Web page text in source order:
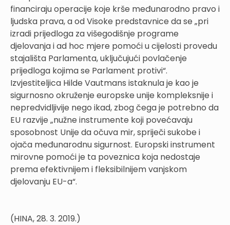
financiraju operacije koje krše međunarodno pravo i
ljudska prava, a od Visoke predstavnice da se „pri
izradi prijedloga za višegodišnje programe
djelovanja i ad hoc mjere pomoći u cijelosti provedu
stajališta Parlamenta, uključujući povlačenje
prijedloga kojima se Parlament protivi“.
Izvjestiteljica Hilde Vautmans istaknula je kao je
sigurnosno okruženje europske unije kompleksnije i
nepredvidljivije nego ikad, zbog čega je potrebno da
EU razvije „nužne instrumente koji povećavaju
sposobnost Unije da očuva mir, spriječi sukobe i
ojača međunarodnu sigurnost. Europski instrument
mirovne pomoći je ta poveznica koja nedostaje
prema efektivnijem i fleksibilnijem vanjskom
djelovanju EU-a“.
(HINA, 28. 3. 2019.)